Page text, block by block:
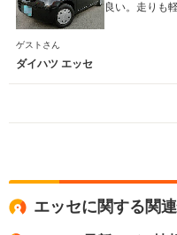
良い。走りも軽
ゲストさん
ダイハツ エッセ
エッセに関する関